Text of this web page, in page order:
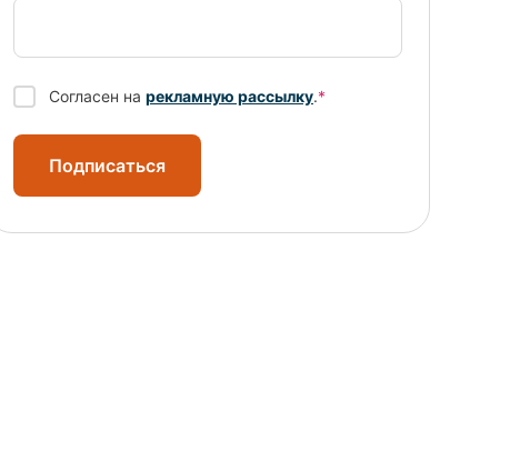
Согласен на рекламную рассылку.*
Подписаться